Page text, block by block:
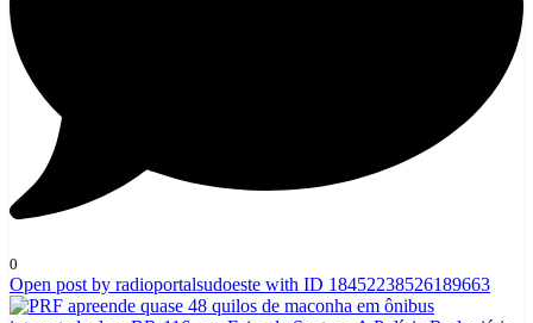
0
Open post by radioportalsudoeste with ID 18452238526189663